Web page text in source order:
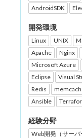
AndroidSDK
開発環境
Linux UNIX
Apache
Nginx
Microsoft Azure
Eclipse
Visual
Redis
Ansible
経験分野
Web開発（サーバ